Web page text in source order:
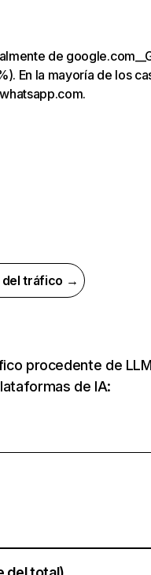
de
En la mayoría de los
del tráfico →
procedente de
de IA: